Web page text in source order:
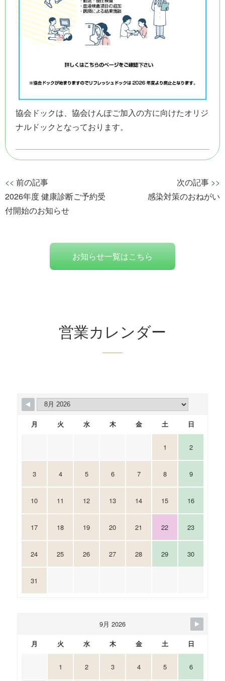
特定保健指導
個人情報保護
協会ドックは、協会けんぽご加入の方に向けたオリジ
ナルドックとなっております。
<< 前の記事
2026年度 健康診断ご予約受
付開始のお知らせ
次の記事 >>
感染対策のおねがい
お知らせ一覧はこちら
営業カレンダー
月 火 水 木 金 土 日
1 2
3 4 5 6 7 8 9
10 11 12 13 14 15 16
17 18 19 20 21 22 23
24 25 26 27 28 29 30
31
9月 2026
月 火 水 木 金 土 日
1 2 3 4 5 6